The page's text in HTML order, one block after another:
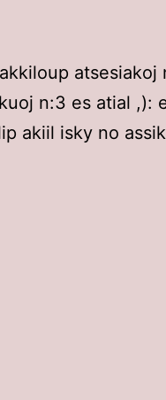
atsesiakoj
n:3 es atial ,):
akiil isky no